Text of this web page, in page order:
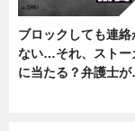
ブロックしても連絡
ない…それ、ストー
に当たる？弁護士